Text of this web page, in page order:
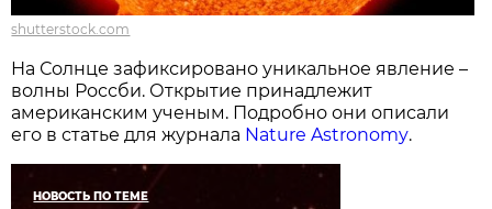
shutterstock.com
На Солнце зафиксировано уникальное явление –
волны Россби. Открытие принадлежит
американским ученым. Подробно они описали
его в статье для журнала Nature Astronomy.
НОВОСТЬ ПО ТЕМЕ